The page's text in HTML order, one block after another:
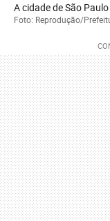
A cidade de São
Foto: Reprodução/